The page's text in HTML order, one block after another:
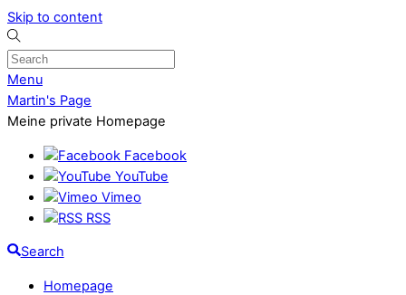
Skip to content
Menu
Martin's Page
Meine private Homepage
Facebook
YouTube
Vimeo
RSS
Search
Homepage